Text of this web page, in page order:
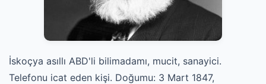
İskoçya asıllı ABD'li bilimadamı, mucit, sanayici.
Telefonu icat eden kişi. Doğumu: 3 Mart 1847,